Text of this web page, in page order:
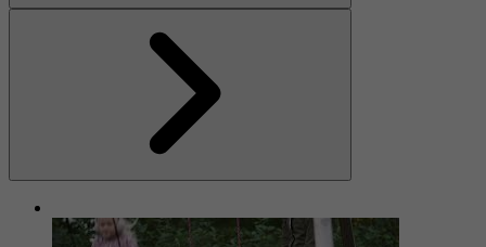
Föregående
Nästa